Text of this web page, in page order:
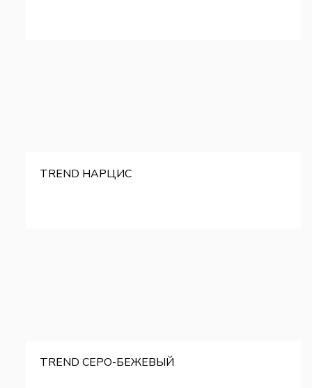
TREND НАРЦИС
TREND СЕРО-БЕЖЕВЫЙ